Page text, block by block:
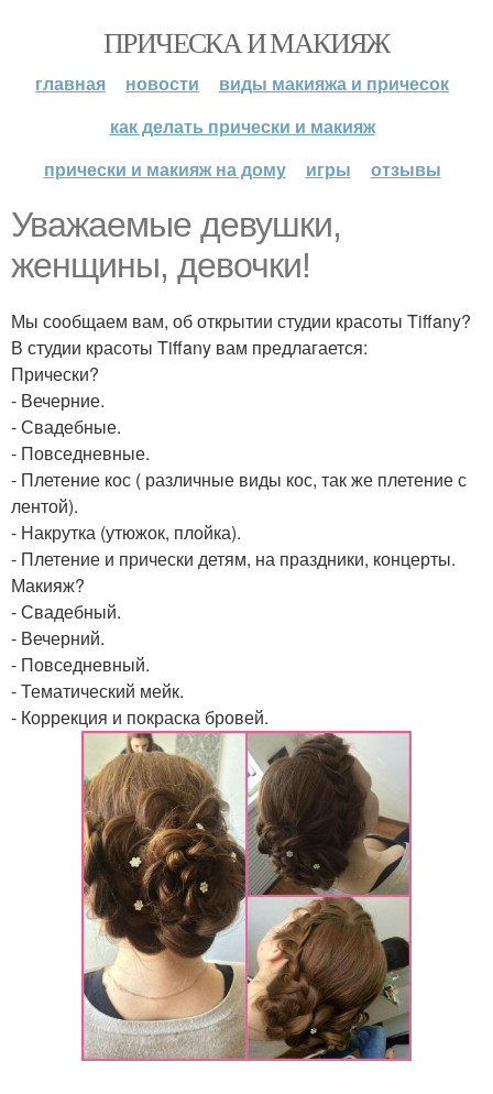
ПРИЧЕСКА И МАКИЯЖ
главная новости
виды макияжа и причесок
как делать прически и макияж
прически и макияж на дому
игры отзывы
Уважаемые девушки,
женщины, девочки!
Мы сообщаем вам, об открытии студии красоты Tiffany?
В студии красоты Tiffany вам предлагается:
Прически?
- Вечерние.
- Свадебные.
- Повседневные.
- Плетение кос ( различные виды кос, так же плетение с
лентой).
- Накрутка (утюжок, плойка).
- Плетение и прически детям, на праздники, концерты.
Макияж?
- Свадебный.
- Вечерний.
- Повседневный.
- Тематический мейк.
- Коррекция и покраска бровей.